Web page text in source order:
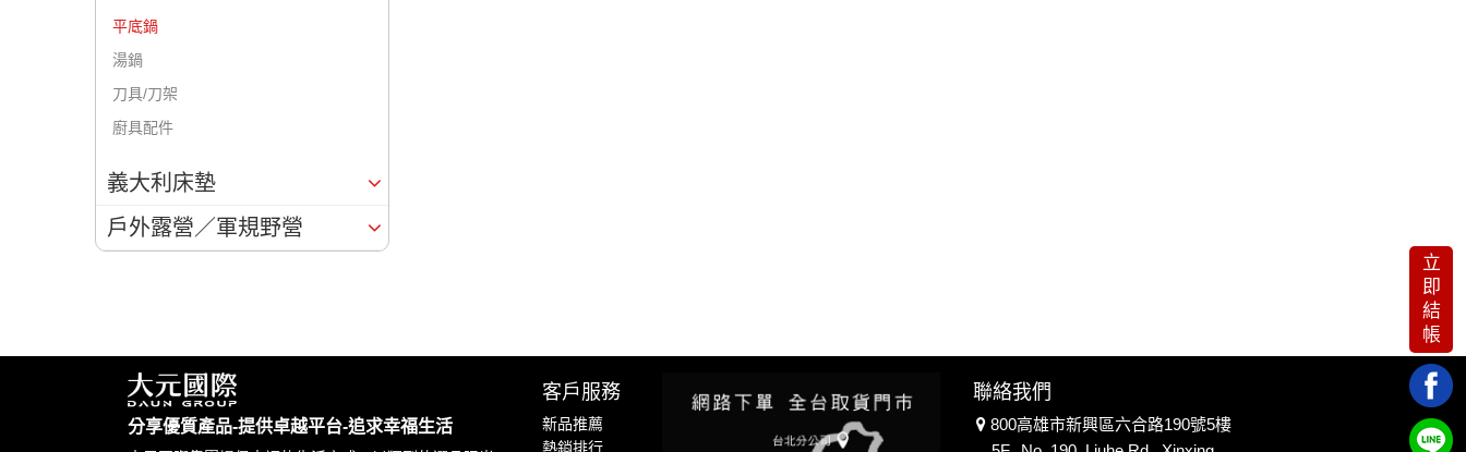
平底鍋
湯鍋
刀具/刀架
廚具配件
義大利床墊
戶外露營／軍規野營
分享優質產品-提供卓越平台-追求幸福生活
客戶服務
新品推薦
熱銷排行
聯絡我們
800高雄市新興區六合路190號5樓
立
即
結
帳